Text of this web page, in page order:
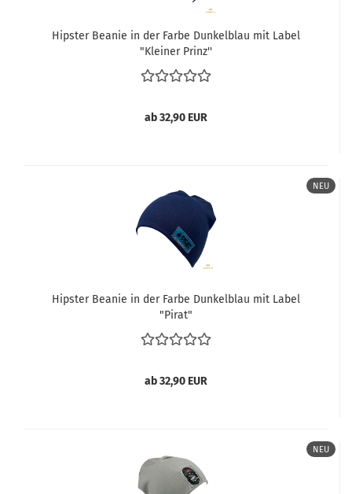
Hipster Beanie in der Farbe Dunkelblau mit Label
"Kleiner Prinz''
ab 32,90 EUR
NEU
Hipster Beanie in der Farbe Dunkelblau mit Label
"Pirat"
ab 32,90 EUR
NEU